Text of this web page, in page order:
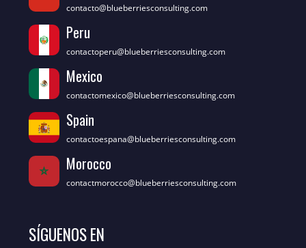
contacto@blueberriesconsulting.com
Peru
contactoperu@blueberriesconsulting.com
Mexico
contactomexico@blueberriesconsulting.com
Spain
contactoespana@blueberriesconsulting.com
Morocco
contactmorocco@blueberriesconsulting.com
SÍGUENOS EN